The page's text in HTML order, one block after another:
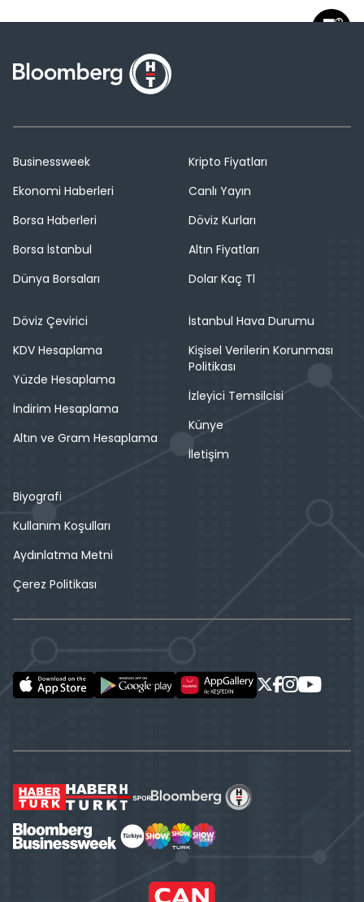
Businessweek
Ekonomi Haberleri
Borsa Haberleri
Borsa İstanbul
Dünya Borsaları
Kripto Fiyatları
Canlı Yayın
Döviz Kurları
Altın Fiyatları
Dolar Kaç Tl
Döviz Çevirici
KDV Hesaplama
Yüzde Hesaplama
İndirim Hesaplama
Altın ve Gram Hesaplama
İstanbul Hava Durumu
Kişisel Verilerin Korunması
Politikası
İzleyici Temsilcisi
Künye
İletişim
Biyografi
Kullanım Koşulları
Aydınlatma Metni
Çerez Politikası